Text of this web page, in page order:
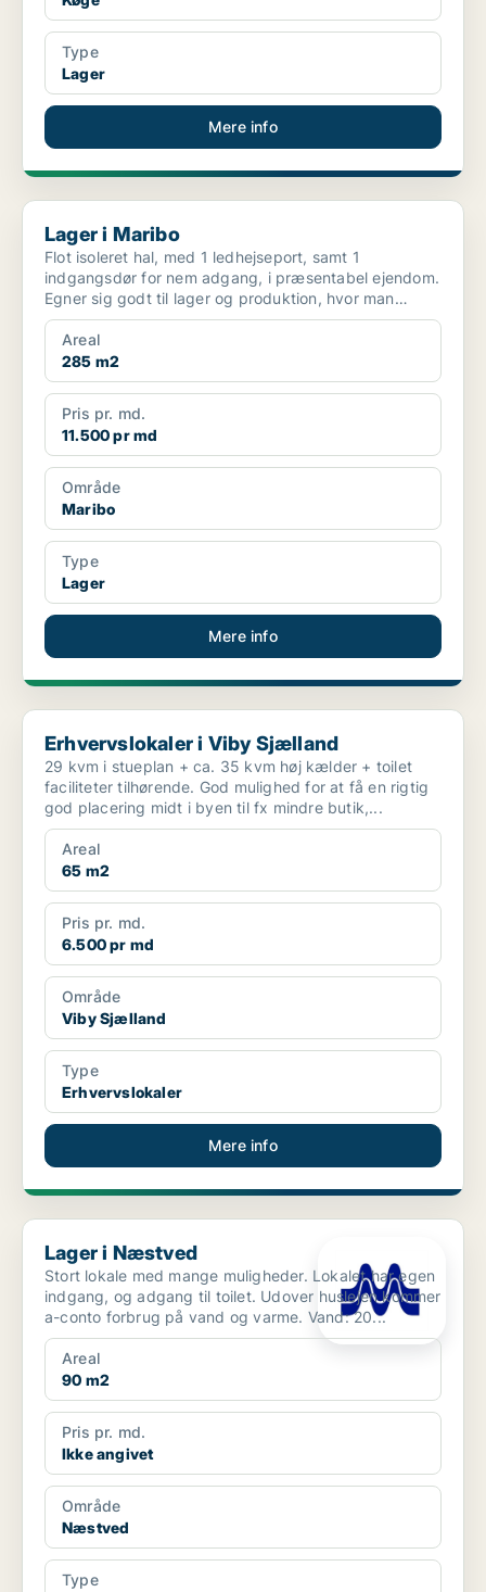
Type
Lager
Mere info
Lager i Maribo
Lager i Maribo
Flot isoleret hal, med 1 ledhejseport, samt 1
indgangsdør for nem adgang, i præsentabel ejendom.
Egner sig godt til lager og produktion, hvor man
samtidig...
Areal
285 m2
Pris pr. md.
11.500 pr md
Område
Maribo
Type
Lager
Mere info
Erhvervslokaler i Viby Sjælland
Erhvervslokaler i Viby Sjælland
29 kvm i stueplan + ca. 35 kvm høj kælder + toilet
faciliteter tilhørende. God mulighed for at få en rigtig
god placering midt i byen til fx mindre butik,...
Areal
65 m2
Pris pr. md.
6.500 pr md
Område
Viby Sjælland
Type
Erhvervslokaler
Mere info
Lager i Næstved
Lager i Næstved
Stort lokale med mange muligheder. Lokalet har egen
indgang, og adgang til toilet. Udover huslejen kommer
a-conto forbrug på vand og varme. Vand: 20...
Areal
90 m2
Pris pr. md.
Ikke angivet
Område
Næstved
Type